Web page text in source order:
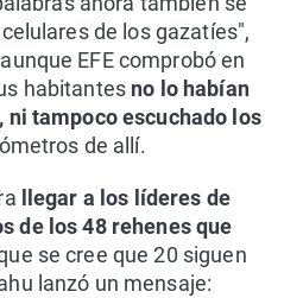
de los gazatíes",
EFE comprobó en
habitantes no lo habían
tampoco escuchado los
de allí.
llegar a los líderes de
de los 48 rehenes que
se cree que 20 siguen
lanzó un mensaje: